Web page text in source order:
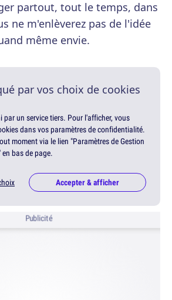
partout, tout le temps, dans
ne m'enlèverez pas de l'idée
même envie.
par vos choix de cookies
par un service tiers. Pour l'afficher, vous
dans vos paramètres de confidentialité.
moment via le lien "Paramètres de Gestion
bas de page.
Accepter & afficher
Publicité